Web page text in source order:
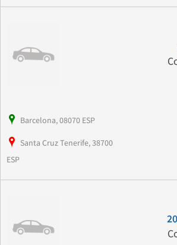
Barcelona, 08070 ESP
Santa Cruz Tenerife, 38700
ESP